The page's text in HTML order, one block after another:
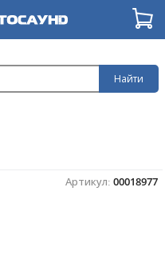
Найти
Артикул: 00018977